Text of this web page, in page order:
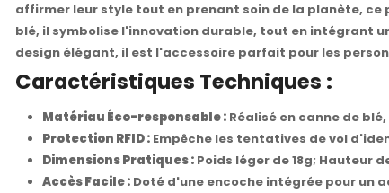
affirmer leur style tout en prenant soin de la planète,
blé, il symbolise l'innovation durable, tout en intégrant
design élégant, il est l'accessoire parfait pour les
Caractéristiques Techniques :
Matériau Éco-responsable : Réalisé en canne de
Protection RFID : Empêche les tentatives de vol
Dimensions Pratiques : Poids léger de 18g; Hauteur
Accès Facile : Doté d'une encoche intégrée pour un